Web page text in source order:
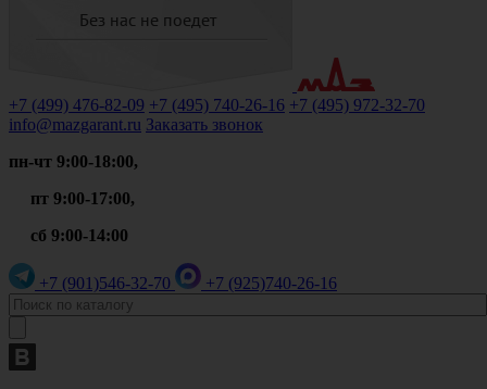
+7 (499) 476-82-09 +7 (495) 740-26-16 +7 (495) 972-32-70
info@mazgarant.ru Заказать звонок
пн-чт 9:00-18:00,
пт 9:00-17:00,
сб 9:00-14:00
+7 (901)546-32-70 +7 (925)740-26-16